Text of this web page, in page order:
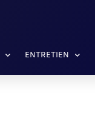
ENTRETIEN